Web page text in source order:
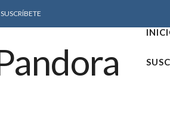
SUSCRÍBETE